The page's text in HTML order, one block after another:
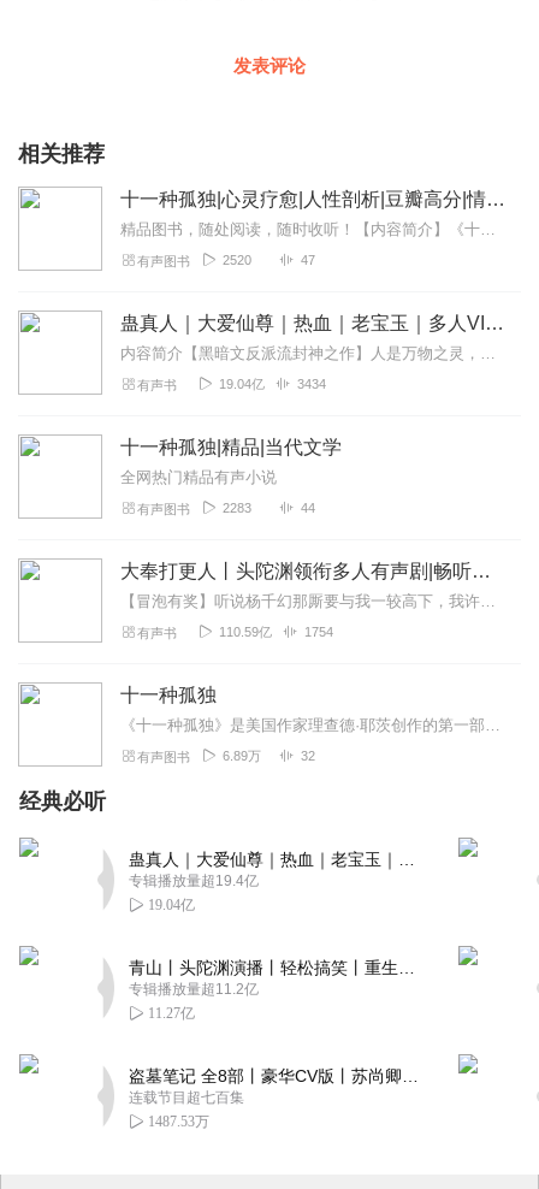
发表评论
相关推荐
十一种孤独|心灵疗愈|人性剖析|豆瓣高分|情感共鸣
精品图书，随处阅读，随时收听！【内容简介】《十一种孤独》是理查德·耶茨的经典文学作品，通过11个短篇故事描绘了20世纪中叶美国普通人的孤独与疏离。专辑以有声书形...
有声图书 2520 47
蛊真人｜大爱仙尊｜热血｜老宝玉｜多人VIP免费有声剧
内容简介【黑暗文反派流封神之作】人是万物之灵，蛊是天地真精。一个穿越者不断重生的故事。一个养蛊、炼蛊、用蛊的奇特世界。配音组（男角色）老宝玉旁白...
有声书 19.04亿 3434
十一种孤独|精品|当代文学
全网热门精品有声小说
有声图书 2283 44
大奉打更人丨头陀渊领衔多人有声剧|畅听全集|王鹤棣、田曦薇主演影视剧原著|卖报小郎君
【冒泡有奖】听说杨千幻那厮要与我一较高下，我许七安要开始装叉了！快进入声音播放页戳下方输入框，冒个泡偷偷告诉我，我要用哪些诗词才能胜过他？说得好的，有赏！202...
有声书 110.59亿 1754
十一种孤独
《十一种孤独》是美国作家理查德·耶茨创作的第一部短篇小说集，出版于1962年，收集了作者在1951至1961年创作的11篇短篇小说。以冷峻的笔触描写了美国二战后...
有声图书 6.89万 32
经典必听
专辑播放量超19.4亿
19.04亿
专辑播放量超11.2亿
11.27亿
连载节目超七百集
1487.53万